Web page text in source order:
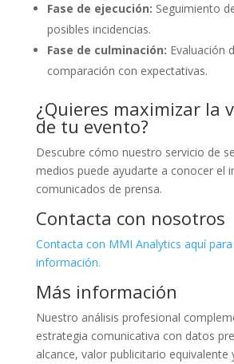
Fase de ejecución: Seguimiento
posibles incidencias.
Fase de culminación: Evaluación
comparación con expectativas.
¿Quieres maximizar la
de tu evento?
Descubre cómo nuestro servicio de
medios puede ayudarte a conocer el
comunicados de prensa.
Contacta con nosotros
Contacta con MMI Analytics aquí
información.
Más información
Nuestro análisis profesional
estrategia comunicativa con datos
alcance, valor publicitario equivalente